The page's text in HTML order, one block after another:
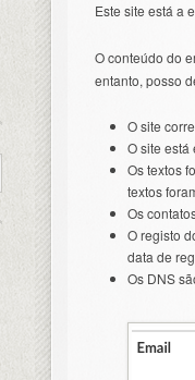
Este site está a
O conteúdo do
entanto, posso
O site
O site está
Os textos
textos
Os
O registo
data de
Os DNS